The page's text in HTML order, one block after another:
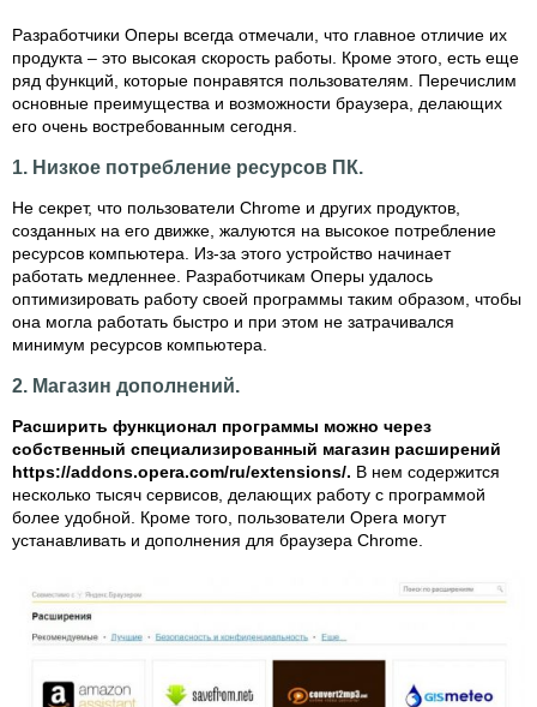
Разработчики Оперы всегда отмечали, что главное отличие их
продукта – это высокая скорость работы. Кроме этого, есть еще
ряд функций, которые понравятся пользователям. Перечислим
основные преимущества и возможности браузера, делающих
его очень востребованным сегодня.
1. Низкое потребление ресурсов ПК.
Не секрет, что пользователи Chrome и других продуктов,
созданных на его движке, жалуются на высокое потребление
ресурсов компьютера. Из-за этого устройство начинает
работать медленнее. Разработчикам Оперы удалось
оптимизировать работу своей программы таким образом, чтобы
она могла работать быстро и при этом не затрачивался
минимум ресурсов компьютера.
2. Магазин дополнений.
Расширить функционал программы можно через
собственный специализированный магазин расширений
https://addons.opera.com/ru/extensions/. В нем содержится
несколько тысяч сервисов, делающих работу с программой
более удобной. Кроме того, пользователи Opera могут
устанавливать и дополнения для браузера Chrome.